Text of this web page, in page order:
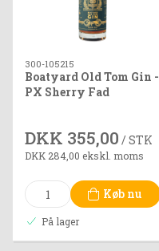
300-105215
Boatyard Old Tom Gin -
PX Sherry Fad
DKK 355,00 / STK
DKK 284,00 ekskl. moms
Køb nu
På lager